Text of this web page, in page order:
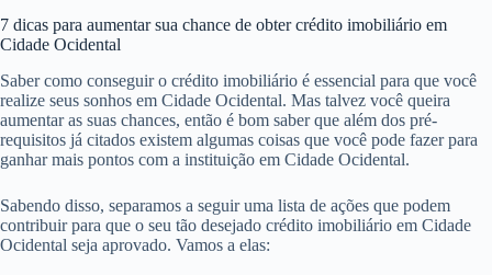
7 dicas para aumentar sua chance de obter crédito imobiliário em
Cidade Ocidental
Saber como conseguir o crédito imobiliário é essencial para que você
realize seus sonhos em Cidade Ocidental. Mas talvez você queira
aumentar as suas chances, então é bom saber que além dos pré-
requisitos já citados existem algumas coisas que você pode fazer para
ganhar mais pontos com a instituição em Cidade Ocidental.
Sabendo disso, separamos a seguir uma lista de ações que podem
contribuir para que o seu tão desejado crédito imobiliário em Cidade
Ocidental seja aprovado. Vamos a elas: